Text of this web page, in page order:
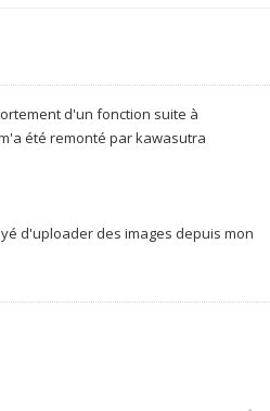
d'un fonction suite à
été remonté par kawasutra
d'uploader des images depuis mon